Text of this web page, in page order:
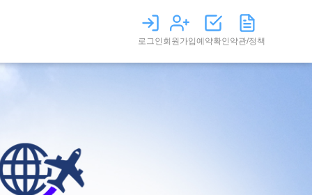
로그인 회원가입예약확인 약관/정책